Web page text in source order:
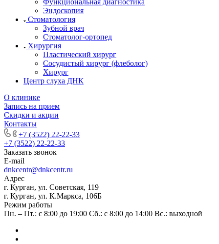
Эндоскопия
Стоматология
Зубной врач
Стоматолог-ортопед
Хирургия
Пластический хирург
Сосудистый хирург (флеболог)
Хирург
Центр слуха ДНК
О клинике
Запись на прием
Скидки и акции
Контакты
+7 (3522) 22-22-33
+7 (3522) 22-22-33
Заказать звонок
E-mail
dnkcentr@dnkcentr.ru
Адрес
г. Курган, ул. Советская, 119
г. Курган, ул. К.Маркса, 106Б
Режим работы
Пн. – Пт.: с 8:00 до 19:00 Сб.: с 8:00 до 14:00 Вс.: выходной